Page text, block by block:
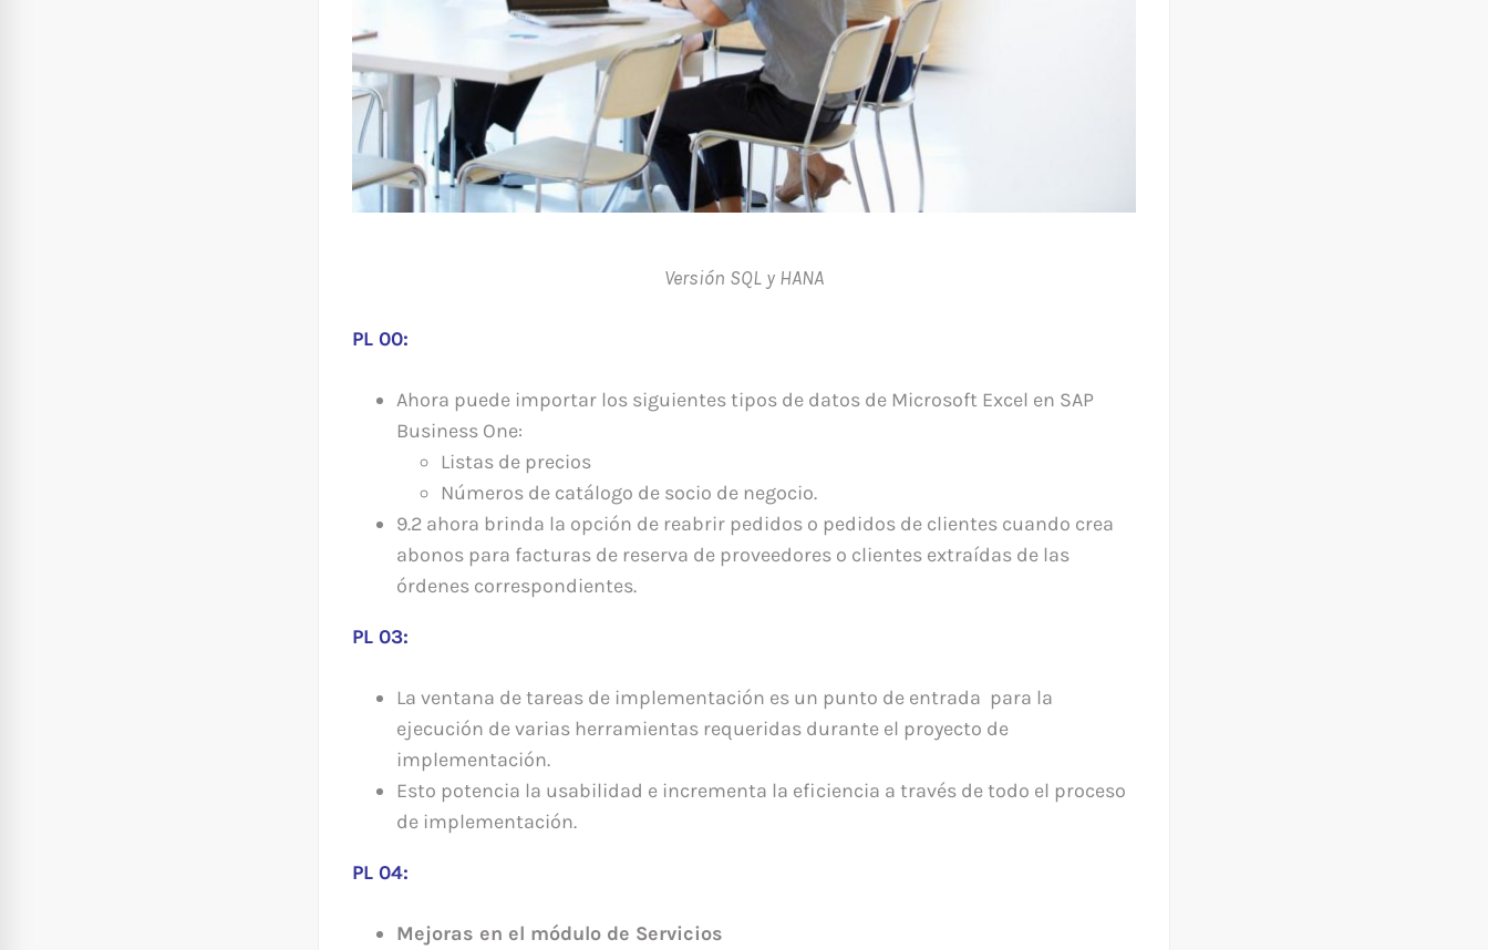
Versión SQL y HANA
PL 00:
Ahora puede importar los siguientes tipos de datos de Microsoft Excel en SAP
Business One:
Listas de precios
Números de catálogo de socio de negocio.
9.2 ahora brinda la opción de reabrir pedidos o pedidos de clientes cuando crea
abonos para facturas de reserva de proveedores o clientes extraídas de las
órdenes correspondientes.
PL 03:
La ventana de tareas de implementación es un punto de entrada para la
ejecución de varias herramientas requeridas durante el proyecto de
implementación.
Esto potencia la usabilidad e incrementa la eficiencia a través de todo el proceso
de implementación.
PL 04:
Mejoras en el módulo de Servicios